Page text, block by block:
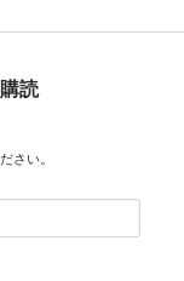
読
さい。